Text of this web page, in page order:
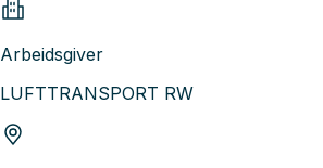
Arbeidsgiver
LUFTTRANSPORT RW